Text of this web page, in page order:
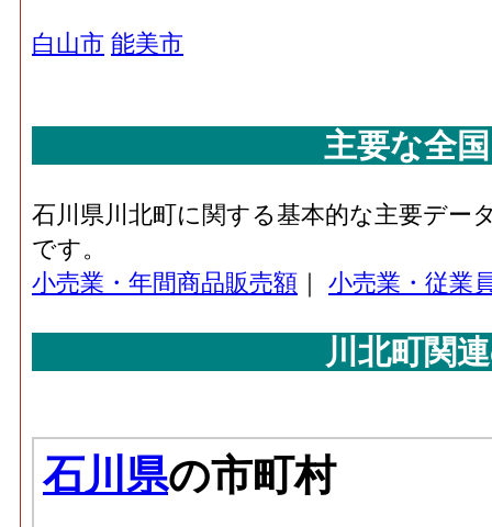
白山市 能美市
主要な全
石川県川北町に関する基本的な主要デ
です。
小売業・年間商品販売額 ｜ 小売業・従業
川北町関